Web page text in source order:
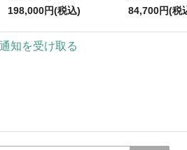
198,000円(税込)
84,700円(税